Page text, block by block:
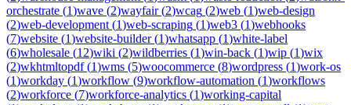
orchestrate (1)wave (2)wayfair(2)wcag (2)web (1)web-design
(2)web-development (1)web-scraping (1)web3 (1)webhooks
(7)website (1)website-builder(1)whatsapp (1)white-label
(6)wholesale (12)wiki (2)wildberries (1)win-back (1)wip (1)wix
(2)wkhtmltopdf(1)wms (5)woocommerce (8)wordpress (1)work-os
(1)workday (1)workflow (9)workflow-automation (1)workflows
(2)workforce (7)workforce-analytics (1)working-capital